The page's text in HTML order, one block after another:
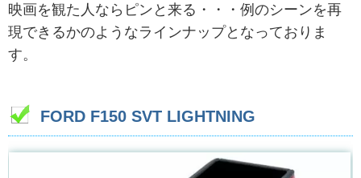
映画を観た人ならピンと来る・・・例のシーンを再
現できるかのようなラインナップとなっておりま
す。
FORD F150 SVT LIGHTNING